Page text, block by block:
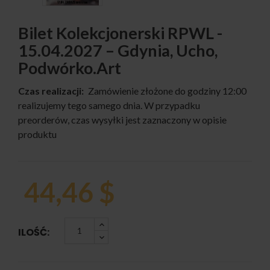
Bilet Kolekcjonerski RPWL -
15.04.2027 – Gdynia, Ucho,
Podwórko.art
Czas realizacji: Zamówienie złożone do godziny 12:00
realizujemy tego samego dnia. W przypadku
preorderów, czas wysyłki jest zaznaczony w opisie
produktu
44,46 $
ILOŚĆ: